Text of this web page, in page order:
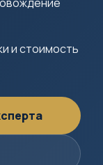
и стоимость